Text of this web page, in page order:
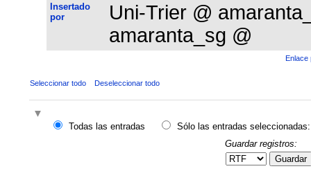
Insertado
por
Uni-Trier @
amaranta_sg @
Enlace
Seleccionar todo Deseleccionar todo
Todas las entradas
Sólo las entradas seleccionadas:
Guardar registros:
Guardar